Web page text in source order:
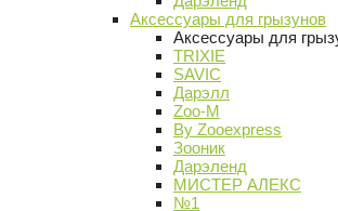
Аксессуары для грызунов
Аксессуары для
TRIXIE
SAVIC
Дарэлл
Zoo-M
By Zooexpress
Зооник
Дарэленд
МИСТЕР АЛЕКС
№1